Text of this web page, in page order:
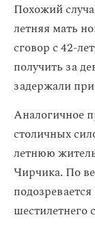
Похожий
летняя мать
сговор с 42-
получить за
задержали
Аналогичное
столичных
летнюю
Чирчика. По
шестилетнего